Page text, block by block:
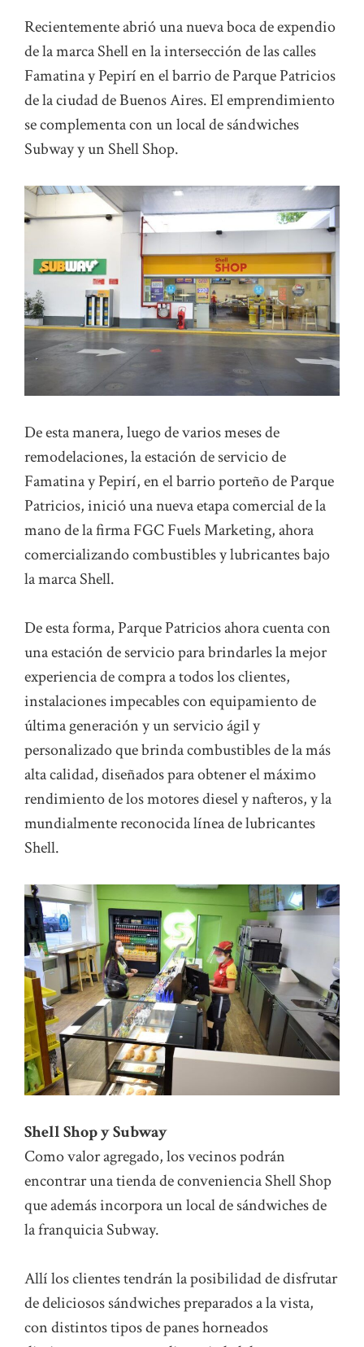
Recientemente abrió una nueva boca de expendio
de la marca Shell en la intersección de las calles
Famatina y Pepirí en el barrio de Parque Patricios
de la ciudad de Buenos Aires. El emprendimiento
se complementa con un local de sándwiches
Subway y un Shell Shop.
De esta manera, luego de varios meses de
remodelaciones, la estación de servicio de
Famatina y Pepirí, en el barrio porteño de Parque
Patricios, inició una nueva etapa comercial de la
mano de la firma FGC Fuels Marketing, ahora
comercializando combustibles y lubricantes bajo
la marca Shell.
De esta forma, Parque Patricios ahora cuenta con
una estación de servicio para brindarles la mejor
experiencia de compra a todos los clientes,
instalaciones impecables con equipamiento de
última generación y un servicio ágil y
personalizado que brinda combustibles de la más
alta calidad, diseñados para obtener el máximo
rendimiento de los motores diesel y nafteros, y la
mundialmente reconocida línea de lubricantes
Shell.
Shell Shop y Subway
Como valor agregado, los vecinos podrán
encontrar una tienda de conveniencia Shell Shop
que además incorpora un local de sándwiches de
la franquicia Subway.
Allí los clientes tendrán la posibilidad de disfrutar
de deliciosos sándwiches preparados a la vista,
con distintos tipos de panes horneados